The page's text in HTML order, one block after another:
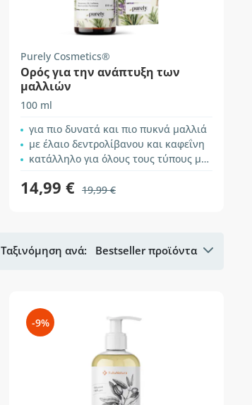
Purely Cosmetics®
Ορός για την ανάπτυξη των
μαλλιών
100 ml
για πιο δυνατά και πιο πυκνά μαλλιά
με έλαιο δεντρολίβανου και καφεΐνη
κατάλληλο για όλους τους τύπους μαλλιών
14,99 € 19,99 €
Ταξινόμηση ανά: Bestseller προϊόντα
-9%